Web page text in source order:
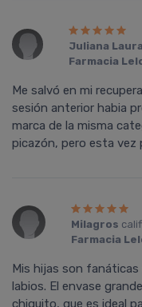
Juliana Laura
Farmacia
Me salvó en mi
sesión anterior habia
marca de la misma
picazón, pero esta vez
Milagros
Farmacia
Mis hijas son fanáticas
labios. El envase
chiquito, que es ideal